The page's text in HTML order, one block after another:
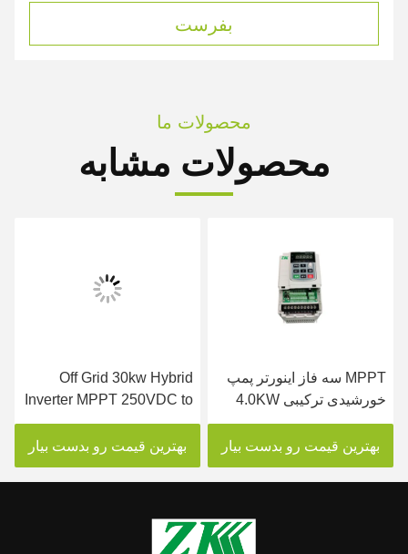
بفرست
محصولات ما
محصولات مشابه
MPPT سه فاز اینورتر پمپ
خورشیدی ترکیبی 4.0KW
250VDC تا 800VDC
ورودی
بهترین قیمت رو بدست بیار
Off Grid 30kw Hybrid
Inverter MPPT 250VDC to
800VDC ولتاژ ورودی
بهترین قیمت رو بدست بیار